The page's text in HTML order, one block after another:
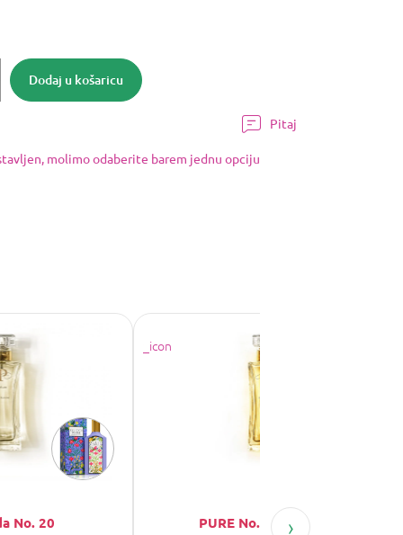
Dodaj u košaricu
Pitaj
molimo odaberite barem jednu opciju
No. 20 PURE No. 2455 (=99)
›